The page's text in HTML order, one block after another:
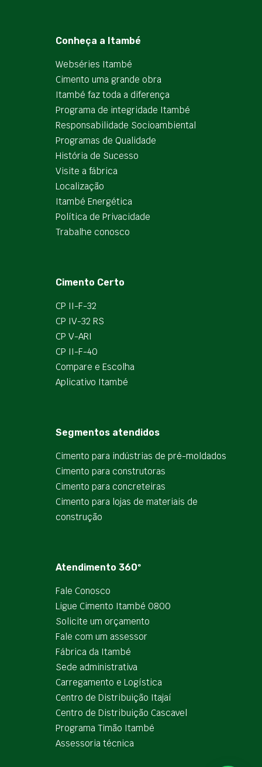
Conheça a Itambé
Webséries Itambé
Cimento uma grande obra
Itambé faz toda a diferença
Programa de integridade Itambé
Responsabilidade Socioambiental
Programas de Qualidade
História de Sucesso
Visite a fábrica
Localização
Itambé Energética
Política de Privacidade
Trabalhe conosco
Cimento Certo
CP II-F-32
CP IV-32 RS
CP V-ARI
CP II-F-40
Compare e Escolha
Aplicativo Itambé
Segmentos atendidos
Cimento para indústrias de pré-moldados
Cimento para construtoras
Cimento para concreteiras
Cimento para lojas de materiais de
construção
Atendimento 360º
Fale Conosco
Ligue Cimento Itambé 0800
Solicite um orçamento
Fale com um assessor
Fábrica da Itambé
Sede administrativa
Carregamento e Logística
Centro de Distribuição Itajaí
Centro de Distribuição Cascavel
Programa Timão Itambé
Assessoria técnica